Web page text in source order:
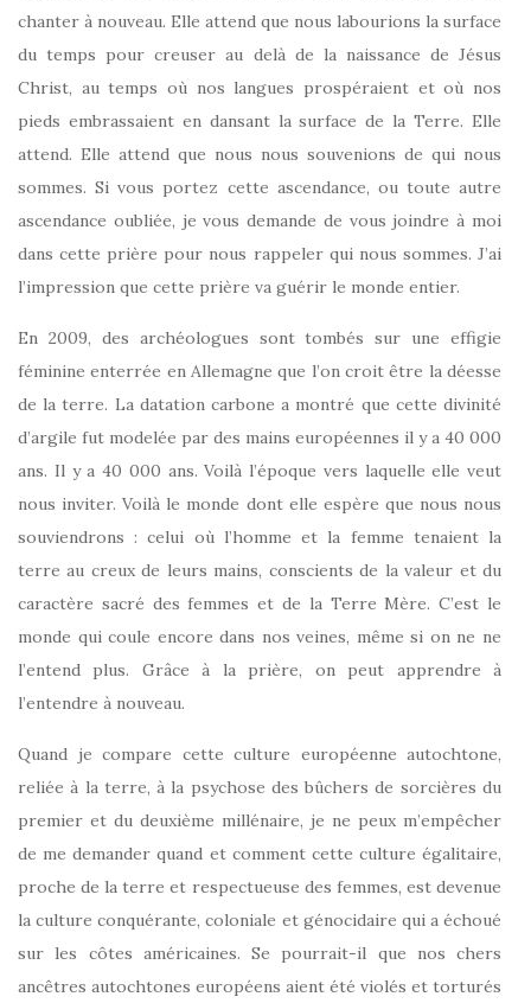
chanter à nouveau. Elle attend que nous labourions la surface
du temps pour creuser au delà de la naissance de Jésus
Christ, au temps où nos langues prospéraient et où nos
pieds embrassaient en dansant la surface de la Terre. Elle
attend. Elle attend que nous nous souvenions de qui nous
sommes. Si vous portez cette ascendance, ou toute autre
ascendance oubliée, je vous demande de vous joindre à moi
dans cette prière pour nous rappeler qui nous sommes. J’ai
l’impression que cette prière va guérir le monde entier.
En 2009, des archéologues sont tombés sur une effigie
féminine enterrée en Allemagne que l’on croit être la déesse
de la terre. La datation carbone a montré que cette divinité
d’argile fut modelée par des mains européennes il y a 40 000
ans. Il y a 40 000 ans. Voilà l’époque vers laquelle elle veut
nous inviter. Voilà le monde dont elle espère que nous nous
souviendrons : celui où l’homme et la femme tenaient la
terre au creux de leurs mains, conscients de la valeur et du
caractère sacré des femmes et de la Terre Mère. C’est le
monde qui coule encore dans nos veines, même si on ne ne
l’entend plus. Grâce à la prière, on peut apprendre à
l’entendre à nouveau.
Quand je compare cette culture européenne autochtone,
reliée à la terre, à la psychose des bûchers de sorcières du
premier et du deuxième millénaire, je ne peux m’empêcher
de me demander quand et comment cette culture égalitaire,
proche de la terre et respectueuse des femmes, est devenue
la culture conquérante, coloniale et génocidaire qui a échoué
sur les côtes américaines. Se pourrait-il que nos chers
ancêtres autochtones européens aient été violés et torturés